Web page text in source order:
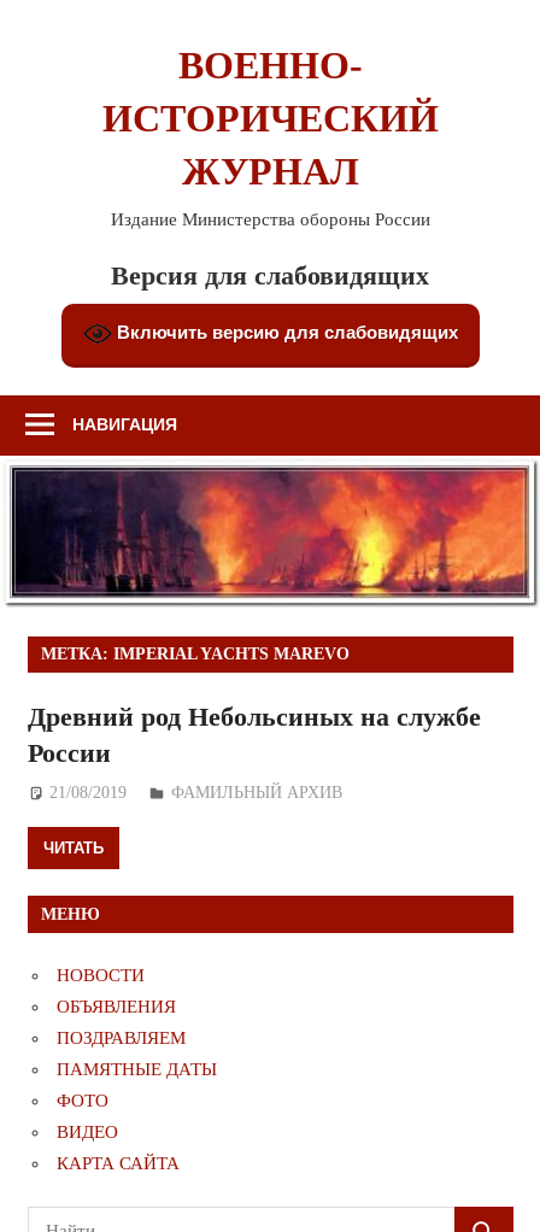
ВОЕННО-
ИСТОРИЧЕСКИЙ
ЖУРНАЛ
Издание Министерства обороны России
Версия для слабовидящих
Включить версию для слабовидящих
НАВИГАЦИЯ
МЕТКА: IMPERIAL YACHTS MAREVO
Древний род Небольсиных на службе
России
21/08/2019 Дежурный по Редакции
ФАМИЛЬНЫЙ АРХИВ
ЧИТАТЬ
МЕНЮ
НОВОСТИ
ОБЪЯВЛЕНИЯ
ПОЗДРАВЛЯЕМ
ПАМЯТНЫЕ ДАТЫ
ФОТО
ВИДЕО
КАРТА САЙТА
Поиск